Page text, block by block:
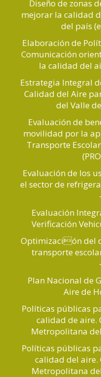
Diseño de zonas
mejorar la calidad
del país
Elaboración de
Comunicación
la calidad del
Estrategia Integral
Calidad del Aire
del Valle
Evaluación de
movilidad por la
Transporte
Evaluación de los
el sector de
Evaluación
Verificación
Optimización del
transporte
Plan Nacional de
Aire de
Políticas públicas
calidad de aire.
Metropolitana
Políticas públicas
calidad del aire.
Metropolitana